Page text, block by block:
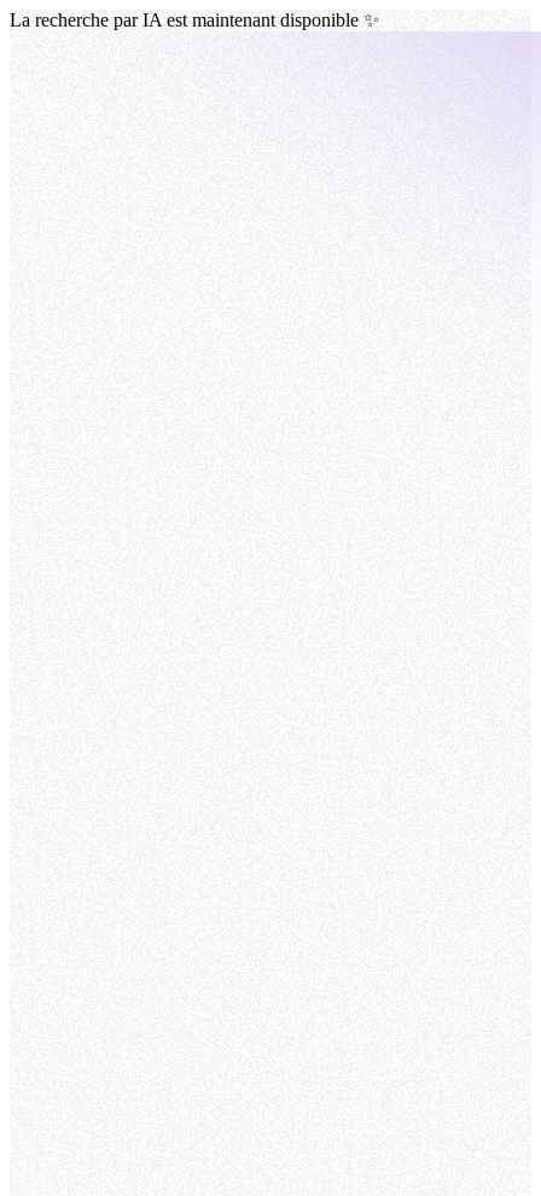
La recherche par IA est maintenant disponible ✨